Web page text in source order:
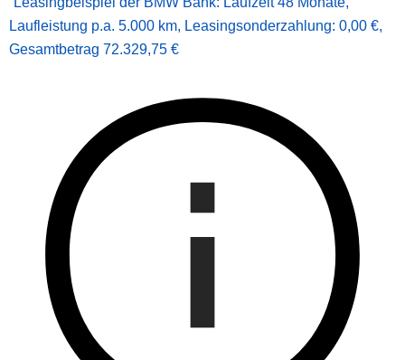
Laufleistung p.a. 5.000 km, Leasingsonderzahlung: 0,00 €,
Gesamt­betrag 72.329,75 €